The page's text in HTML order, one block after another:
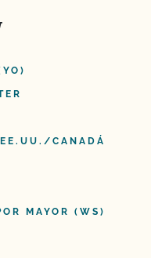
CANADÁ
MAYOR (WS)